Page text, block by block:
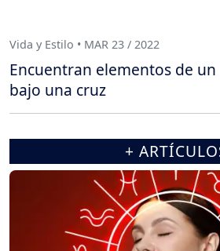
Vida y Estilo • MAR 23 / 2022
Encuentran elementos de
bajo una cruz
+